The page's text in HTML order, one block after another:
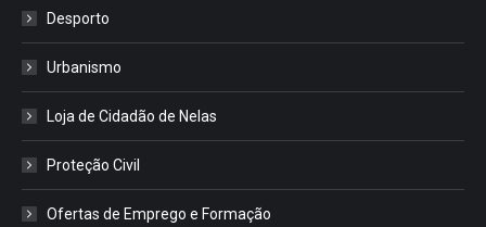
Desporto
Urbanismo
Loja de Cidadão de Nelas
Proteção Civil
Ofertas de Emprego e Formação